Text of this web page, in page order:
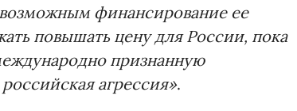
финансирование ее
повышать цену для России, пока
признанную
агрессия».